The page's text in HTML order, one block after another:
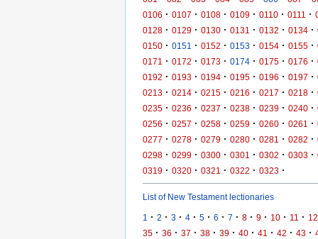
0106 · 0107 · 0108 · 0109 · 0110 · 0111 ·
0128 · 0129 · 0130 · 0131 · 0132 · 0134 ·
0150 · 0151 · 0152 · 0153 · 0154 · 0155 ·
0171
· 0172 · 0173 · 0174 · 0175 · 0176 ·
0192 · 0193 · 0194 · 0195 · 0196 · 0197 ·
0213 · 0214 · 0215 · 0216 · 0217 · 0218 ·
0235 · 0236 · 0237 · 0238 · 0239 · 0240 ·
0256 · 0257 · 0258 · 0259 · 0260 · 0261 ·
0277 · 0278 · 0279 · 0280 · 0281 · 0282 ·
0298 · 0299 · 0300 · 0301 · 0302 · 0303 ·
0319 · 0320 · 0321 · 0322 · 0323 ·
List of New Testament lectionaries
1 · 2 · 3 · 4 · 5 · 6 · 7 · 8 · 9 · 10 · 11 · 12
35 · 36 · 37 · 38 · 39 · 40 · 41 · 42 · 43 ·